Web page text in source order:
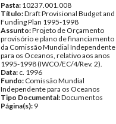
Pasta: 10237.001.008
Título:Draft Provisional Budget and
Funding Plan 1995-1998
Assunto:Projeto de Orçamento
provisório e plano de financiamento
da Comissão Mundial Independente
para os Oceanos, relativo aos anos
1995-1998 (IWCO/EC/4/Rev. 2).
Data: c. 1996
Fundo: Comissão Mundial
Independente para os Oceanos
Tipo Documental:Documentos
Página(s): 9